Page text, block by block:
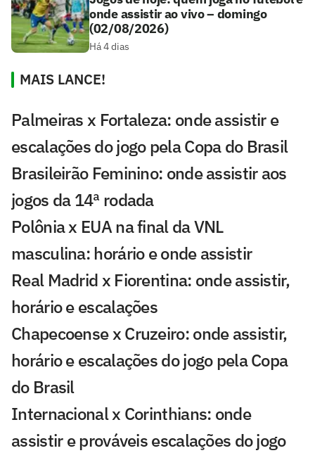
onde assistir ao vivo – domingo
(02/08/2026)
Há 4 dias
MAIS LANCE!
Palmeiras x Fortaleza: onde assistir e
escalações do jogo pela Copa do Brasil
Brasileirão Feminino: onde assistir aos
jogos da 14ª rodada
Polônia x EUA na final da VNL
masculina: horário e onde assistir
Real Madrid x Fiorentina: onde assistir,
horário e escalações
Chapecoense x Cruzeiro: onde assistir,
horário e escalações do jogo pela Copa
do Brasil
Internacional x Corinthians: onde
assistir e prováveis escalações do jogo